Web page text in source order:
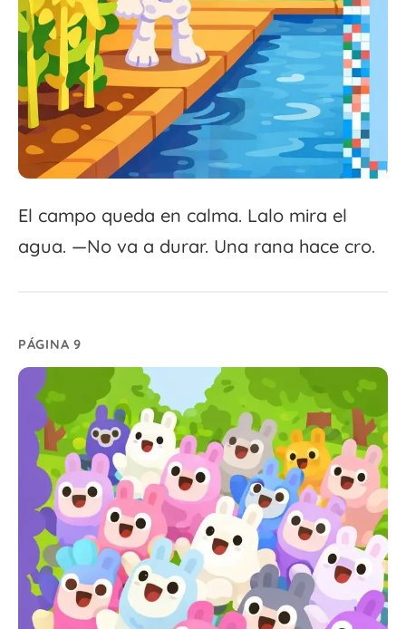
El campo queda en calma. Lalo mira el
agua. —No va a durar. Una rana hace cro.
PÁGINA 9